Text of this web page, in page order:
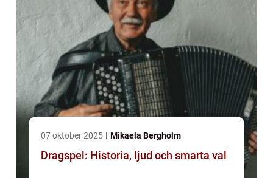
07 oktober 2025 Mikaela Bergholm
Dragspel: Historia, ljud och smarta val